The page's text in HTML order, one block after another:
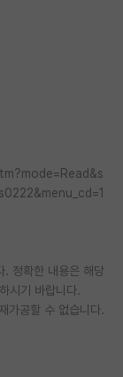
. 정확한 내용은 해당
시기 바랍니다.
가공할 수 없습니다.